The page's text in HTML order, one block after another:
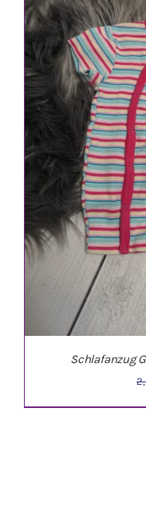
IN DEN
Schlafanzug